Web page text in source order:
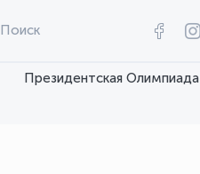
Поиск
Президентская Олимпиада